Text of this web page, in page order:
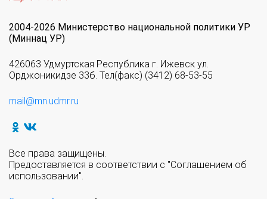
2004-2026 Министерство национальной политики УР
(Миннац УР)
426063 Удмуртская Республика г. Ижевск ул.
Орджоникидзе 33б. Тел(факс) (3412) 68-53-55
mail@mn.udmr.ru
Все права защищены.
Предоставляется в соответствии с "Соглашением об
использовании".